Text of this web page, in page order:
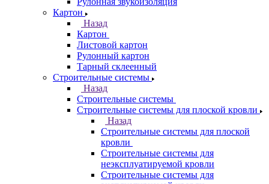
Картон
Назад
Картон
Листовой картон
Рулонный картон
Тарный склеенный
Строительные системы
Назад
Строительные системы
Строительные системы для плоской кровли
Назад
Строительные системы для плоской
кровли
Строительные системы для
неэксплуатируемой кровли
Строительные системы для